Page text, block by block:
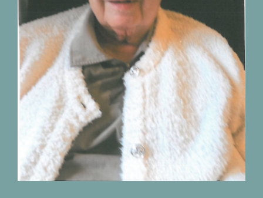
Décès de Madame Marie
Thérèse Timmermans
14.07.1934 – 18.07.2026
nécrologies